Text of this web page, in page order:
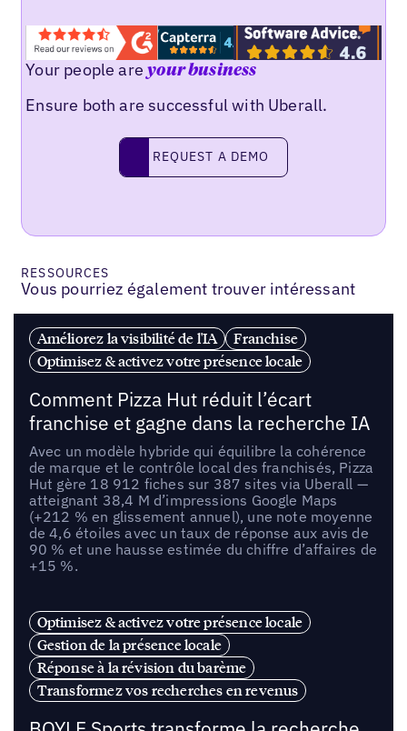
Your people areyour business
Ensure both are successful with Uberall.
request a demo
REQUEST A DEMO
RESSOURCES
Vous pourriez également trouver intéressant
Améliorez la visibilité de l'IA
Franchise
Optimisez & activez votre présence locale
Comment Pizza Hut réduit l’écart
franchise et gagne dans la recherche IA
Avec un modèle hybride qui équilibre la cohérence
de marque et le contrôle local des franchisés, Pizza
Hut gère 18 912 fiches sur 387 sites via Uberall —
atteignant 38,4 M d’impressions Google Maps
(+212 % en glissement annuel), une note moyenne
de 4,6 étoiles avec un taux de réponse aux avis de
90 % et une hausse estimée du chiffre d’affaires de
+15 %.
Optimisez & activez votre présence locale
Gestion de la présence locale
Réponse à la révision du barème
Transformez vos recherches en revenus